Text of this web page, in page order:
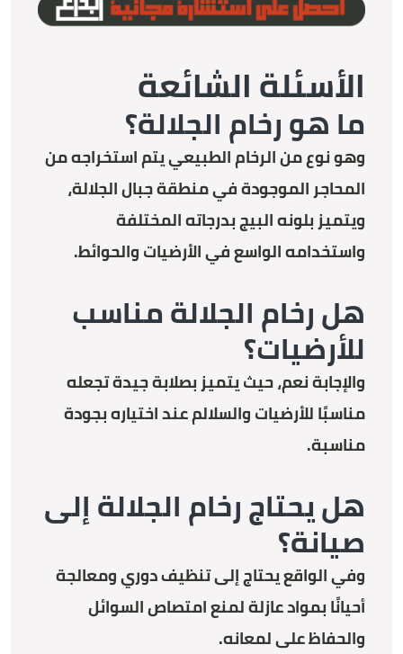
الأسئلة الشائعة
ما هو رخام الجلالة؟
وهو نوع من الرخام الطبيعي يتم استخراجه من
المحاجر الموجودة في منطقة جبال الجلالة،
ويتميز بلونه البيج بدرجاته المختلفة
واستخدامه الواسع في الأرضيات والحوائط.
هل رخام الجلالة مناسب
للأرضيات؟
والإجابة نعم، حيث يتميز بصلابة جيدة تجعله
مناسبًا للأرضيات والسلالم عند اختياره بجودة
مناسبة.
هل يحتاج رخام الجلالة إلى
صيانة؟
وفي الواقع يحتاج إلى تنظيف دوري ومعالجة
أحيانًا بمواد عازلة لمنع امتصاص السوائل
والحفاظ على لمعانه.